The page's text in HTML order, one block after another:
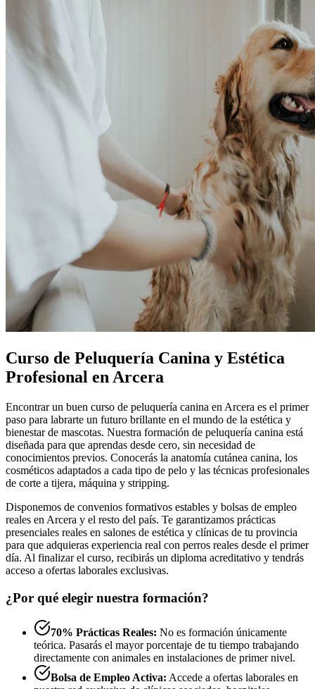
Curso de Peluquería Canina y Estética
Profesional en Arcera
Encontrar un buen curso de peluquería canina en Arcera es el primer
paso para labrarte un futuro brillante en el mundo de la estética y
bienestar de mascotas. Nuestra formación de peluquería canina está
diseñada para que aprendas desde cero, sin necesidad de
conocimientos previos. Conocerás la anatomía cutánea canina, los
cosméticos adaptados a cada tipo de pelo y las técnicas profesionales
de corte a tijera, máquina y stripping.
Disponemos de convenios formativos estables y bolsas de empleo
reales en Arcera y el resto del país. Te garantizamos prácticas
presenciales reales en salones de estética y clínicas de tu provincia
para que adquieras experiencia real con perros reales desde el primer
día. Al finalizar el curso, recibirás un diploma acreditativo y tendrás
acceso a ofertas laborales exclusivas.
¿Por qué elegir nuestra formación?
70% Prácticas Reales: No es formación únicamente
teórica. Pasarás el mayor porcentaje de tu tiempo trabajando
directamente con animales en instalaciones de primer nivel.
Bolsa de Empleo Activa: Accede a ofertas laborales en